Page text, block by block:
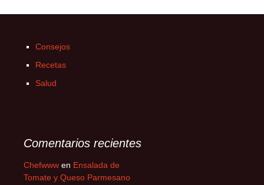
Consejos
Recetas
Salud
Comentarios recientes
Chefwww en Ensalada de
Tomate y Queso Parmesano